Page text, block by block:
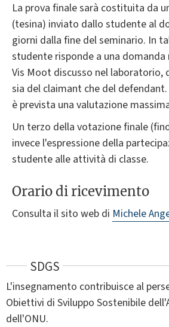
La prova finale sarà costituita da
(tesina) inviato dallo studente al
giorni dalla fine del seminario. In
studente risponde a una
Vis Moot discusso nel laboratorio,
sia del claimant che del
è prevista una valutazione
Un terzo della votazione finale
invece l'espressione della
studente alle attività di classe.
Orario di ricevimento
Consulta il sito web di Michele
SDGS
L'insegnamento contribuisce al
Obiettivi di Sviluppo Sostenibile
dell'ONU.